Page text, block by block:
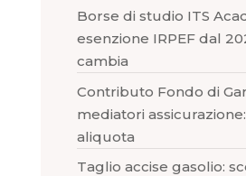
Borse di studio ITS
esenzione IRPEF dal
cambia
Contributo Fondo di
mediatori
aliquota
Taglio accise gasolio: